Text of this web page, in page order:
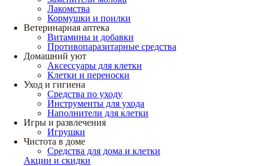
Лакомства
Кормушки и поилки
Ветеринарная аптека
Витамины и добавки
Противопаразитарные средства
Домашний уют
Аксессуары для клетки
Клетки и переноски
Уход и гигиена
Средства по уходу
Инструменты для ухода
Наполнители для клетки
Игры и развлечения
Игрушки
Чистота в доме
Средства для дома и клетки
Акции и скидки